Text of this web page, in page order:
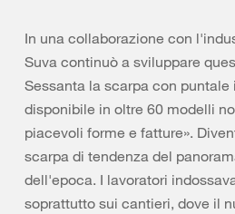
In una collaborazione con
Suva continuò a sviluppare
Sessanta la scarpa con
disponibile in oltre 60 modelli
piacevoli forme e fatture».
scarpa di tendenza del
dell'epoca. I lavoratori
soprattutto sui cantieri, dove il